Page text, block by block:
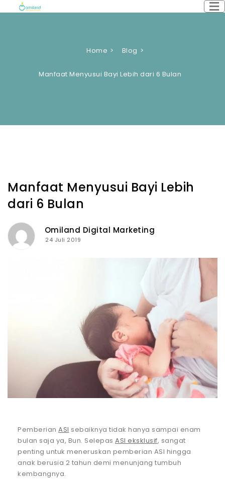
Home Blog
Manfaat Menyusui Bayi Lebih dari 6 Bulan
Manfaat Menyusui Bayi Lebih
dari 6 Bulan
Omiland Digital Marketing
24 Juli 2019
Pemberian ASI sebaiknya tidak hanya sampai enam
bulan saja ya, Bun. Selepas ASI eksklusif, sangat
penting untuk meneruskan pemberian ASI hingga
anak berusia 2 tahun demi menunjang tumbuh
kembangnya.